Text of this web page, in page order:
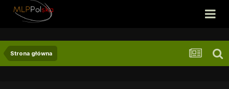
Strona główna